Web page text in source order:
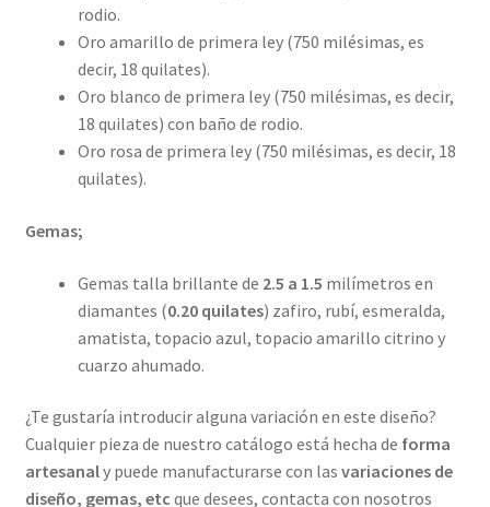
rodio.
Oro amarillo de primera ley (750 milésimas, es
decir, 18 quilates).
Oro blanco de primera ley (750 milésimas, es decir,
18 quilates) con baño de rodio.
Oro rosa de primera ley (750 milésimas, es decir, 18
quilates).
Gemas;
Gemas talla brillante de 2.5 a 1.5 milímetros en
diamantes (0.20 quilates) zafiro, rubí, esmeralda,
amatista, topacio azul, topacio amarillo citrino y
cuarzo ahumado.
¿Te gustaría introducir alguna variación en este diseño?
Cualquier pieza de nuestro catálogo está hecha de forma
artesanaly puede manufacturarse con las variaciones de
diseño, gemas, etc que desees, contacta con nosotros